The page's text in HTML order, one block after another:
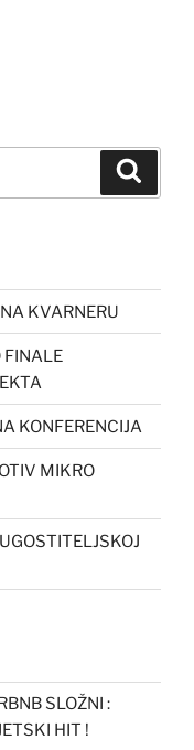
KVARNERU
FINALE
KONFERENCIJA
MIKRO
SLOŽNI :
HIT !